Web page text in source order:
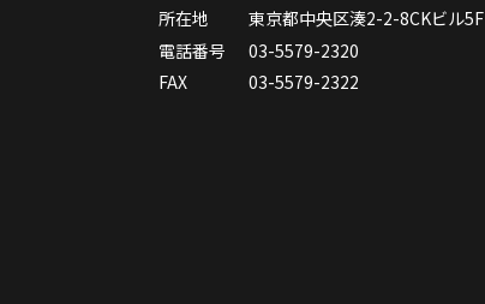
所在地
東京都中央区湊2-2-8CKビル5F
電話番号
03-5579-2320
FAX
03-5579-2322